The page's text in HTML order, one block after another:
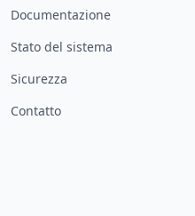
Documentazione
Stato del sistema
Sicurezza
Contatto